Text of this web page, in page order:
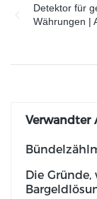
Detektor für
Währungen |
Verwandter
Die